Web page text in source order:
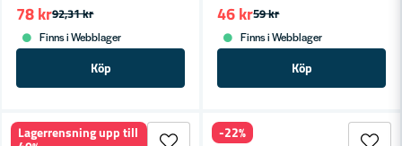
92,31 kr
78 kr
Finns i Webblager
Köp
59 kr
46 kr
Finns i Webblager
Köp
Lagerrensning upp till -22%